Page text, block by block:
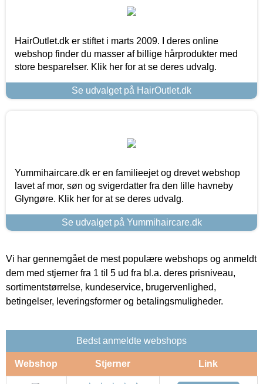
HairOutlet.dk er stiftet i marts 2009. I deres online
webshop finder du masser af billige hårprodukter med
store besparelser. Klik her for at se deres udvalg.
Se udvalget på HairOutlet.dk
Yummihaircare.dk er en familieejet og drevet webshop
lavet af mor, søn og svigerdatter fra den lille havneby
Glyngøre. Klik her for at se deres udvalg.
Se udvalget på Yummihaircare.dk
Vi har gennemgået de mest populære webshops og anmeldt
dem med stjerner fra 1 til 5 ud fra bl.a. deres prisniveau,
sortimentstørrelse, kundeservice, brugervenlighed,
betingelser, leveringsformer og betalingsmuligheder.
Bedst anmeldte webshops
Webshop Stjerner Link